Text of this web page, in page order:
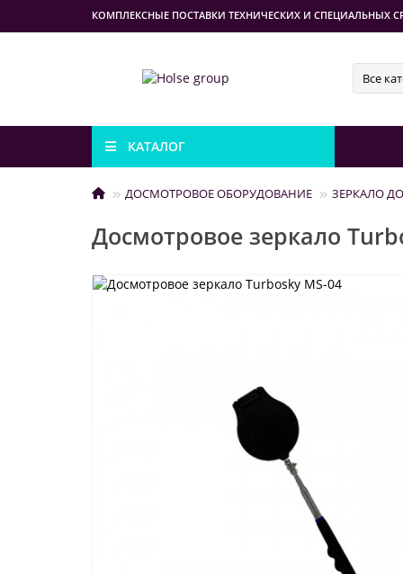
КОМПЛЕКСНЫЕ ПОСТАВКИ ТЕХНИЧЕСКИХ И СПЕЦИАЛЬНЫХ
Все
КАТАЛОГ
ДОСМОТРОВОЕ ОБОРУДОВАНИЕ ЗЕРКАЛО
Досмотровое зеркало